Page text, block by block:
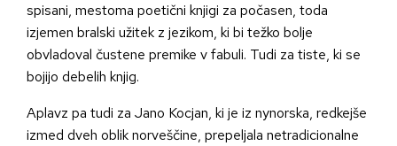
spisani, mestoma poetični knjigi za počasen, toda
izjemen bralski užitek z jezikom, ki bi težko bolje
obvladoval čustene premike v fabuli. Tudi za tiste, ki se
bojijo debelih knjig.
Aplavz pa tudi za Jano Kocjan, ki je iz nynorska, redkejše
izmed dveh oblik norveščine, prepeljala netradicionalne